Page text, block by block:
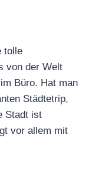
tolle
von der Welt
Büro. Hat man
Städtetrip,
Stadt ist
vor allem mit